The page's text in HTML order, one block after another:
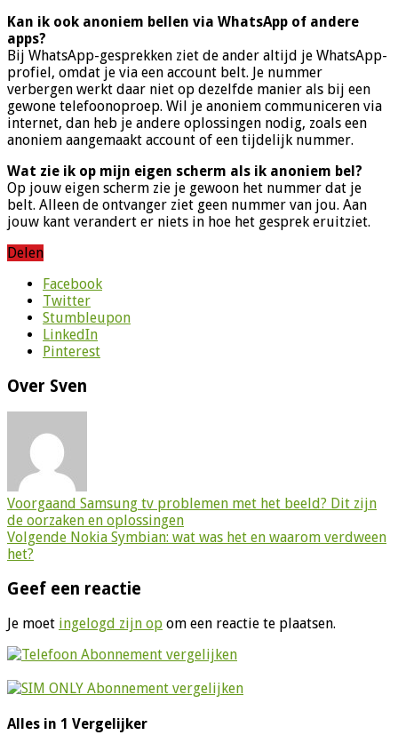
Kan ik ook anoniem bellen via WhatsApp of andere
apps?
Bij WhatsApp-gesprekken ziet de ander altijd je WhatsApp-
profiel, omdat je via een account belt. Je nummer
verbergen werkt daar niet op dezelfde manier als bij een
gewone telefoonoproep. Wil je anoniem communiceren via
internet, dan heb je andere oplossingen nodig, zoals een
anoniem aangemaakt account of een tijdelijk nummer.
Wat zie ik op mijn eigen scherm als ik anoniem bel?
Op jouw eigen scherm zie je gewoon het nummer dat je
belt. Alleen de ontvanger ziet geen nummer van jou. Aan
jouw kant verandert er niets in hoe het gesprek eruitziet.
Delen
Facebook
Twitter
Stumbleupon
LinkedIn
Pinterest
Over Sven
Voorgaand Samsung tv problemen met het beeld? Dit zijn
de oorzaken en oplossingen
Volgende Nokia Symbian: wat was het en waarom verdween
het?
Geef een reactie
Je moet ingelogd zijn op om een reactie te plaatsen.
Alles in 1 Vergelijker